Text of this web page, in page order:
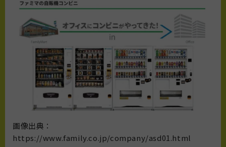
画像出典：
https://www.family.co.jp/company/asd01.html